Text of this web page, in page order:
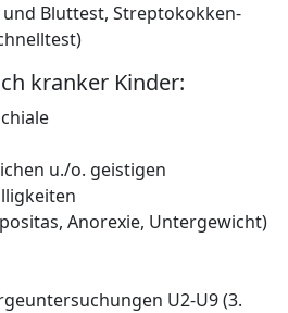
Bluttest, Streptokokken-
kranker Kinder:
u./o. geistigen
Anorexie, Untergewicht)
U2-U9 (3.